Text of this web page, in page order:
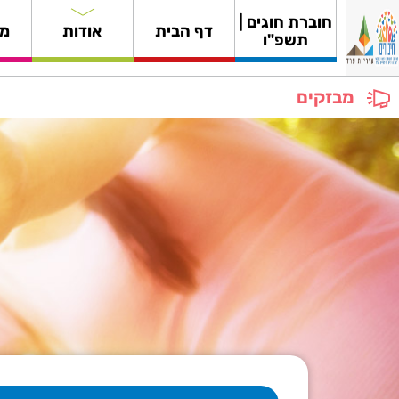
חוברת חוגים |
תשפ"ו
דף הבית אודות
מבזקים